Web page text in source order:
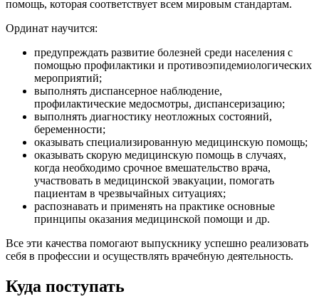
помощь, которая соответствует всем мировым стандартам.
Ординат научится:
предупреждать развитие болезней среди населения с
помощью профилактики и противоэпидемиологических
мероприятий;
выполнять диспансерное наблюдение,
профилактические медосмотры, диспансеризацию;
выполнять диагностику неотложных состояний,
беременности;
оказывать специализированную медицинскую помощь;
оказывать скорую медицинскую помощь в случаях,
когда необходимо срочное вмешательство врача,
участвовать в медицинской эвакуации, помогать
пациентам в чрезвычайных ситуациях;
распознавать и применять на практике основные
принципы оказания медицинской помощи и др.
Все эти качества помогают выпускнику успешно реализовать
себя в профессии и осуществлять врачебную деятельность.
Куда поступать